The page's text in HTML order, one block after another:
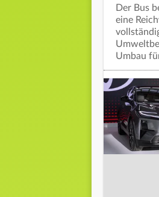
Der Bus
eine
Umbau